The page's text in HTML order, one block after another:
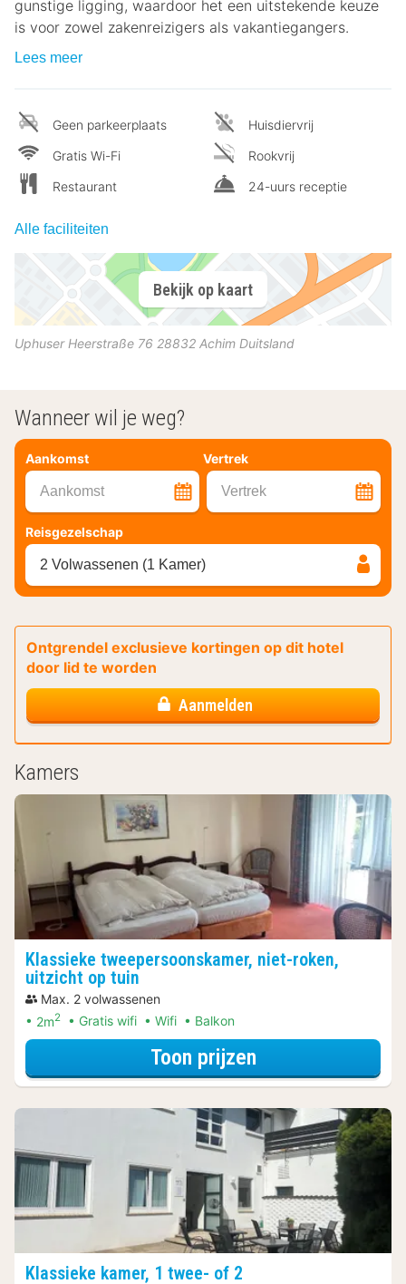
gunstige ligging, waardoor het een uitstekende keuze
is voor zowel zakenreizigers als vakantiegangers.
Lees meer
Geen parkeerplaats
Gratis Wi-Fi
Restaurant
Huisdiervrij
Rookvrij
24-uurs receptie
Alle faciliteiten
Bekijk op kaart
Uphuser Heerstraße 76 28832 Achim Duitsland
Wanneer wil je weg?
Aankomst Vertrek
Aankomst Vertrek
Reisgezelschap
2 Volwassenen (1 Kamer)
Ontgrendel exclusieve kortingen op dit hotel
door lid te worden
Aanmelden
Kamers
Klassieke tweepersoonskamer, niet-roken,
uitzicht op tuin
Max. 2 volwassenen
2m2 Gratis wifi Wifi Balkon
Toon prijzenvoor Klassieke
Klassieke kamer, 1 twee- of 2